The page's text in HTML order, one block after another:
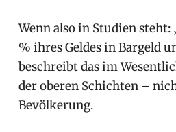
Wenn also in Studien steht:
% ihres Geldes in Bargeld
beschreibt das im
der oberen Schichten –
Bevölkerung.